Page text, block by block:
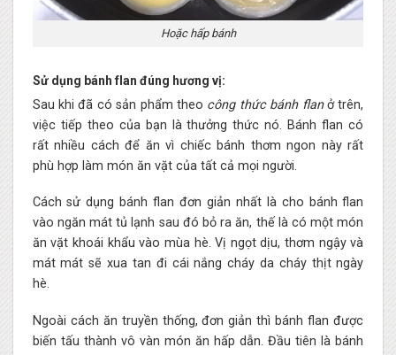
Hoặc hấp bánh
Sử dụng bánh flan đúng hương vị:
Sau khi đã có sản phẩm theo công thức bánh flanở trên,
việc tiếp theo của bạn là thưởng thức nó. Bánh flan có
rất nhiều cách để ăn vì chiếc bánh thơm ngon này rất
phù hợp làm món ăn vặt của tất cả mọi người.
Cách sử dụng bánh flan đơn giản nhất là cho bánh flan
vào ngăn mát tủ lạnh sau đó bỏ ra ăn, thế là có một món
ăn vặt khoái khẩu vào mùa hè. Vị ngọt dịu, thơm ngậy và
mát mát sẽ xua tan đi cái nắng cháy da cháy thịt ngày
hè.
Ngoài cách ăn truyền thống, đơn giản thì bánh flan được
biến tấu thành vô vàn món ăn hấp dẫn. Đầu tiên là bánh